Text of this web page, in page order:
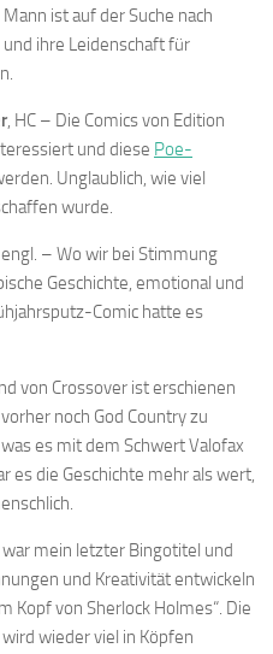
ist auf der Suche nach
ihre Leidenschaft für
, HC – Die Comics von Edition
und diese Poe-
Unglaublich, wie viel
wurde.
– Wo wir bei Stimmung
Geschichte, emotional und
Comic hatte es
von Crossover ist erschienen
noch God Country zu
es mit dem Schwert Valofax
es die Geschichte mehr als wert,
war mein letzter Bingotitel und
und Kreativität entwickeln
Kopf von Sherlock Holmes“. Die
wieder viel in Köpfen